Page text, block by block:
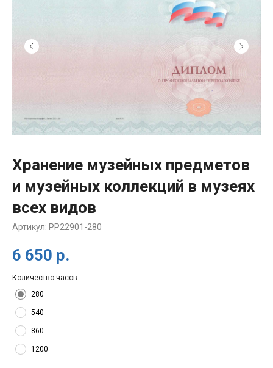
Хранение музейных предметов
и музейных коллекций в музеях
всех видов
Артикул: PP22901-280
6 650 р.
Количество часов
280
540
860
1200